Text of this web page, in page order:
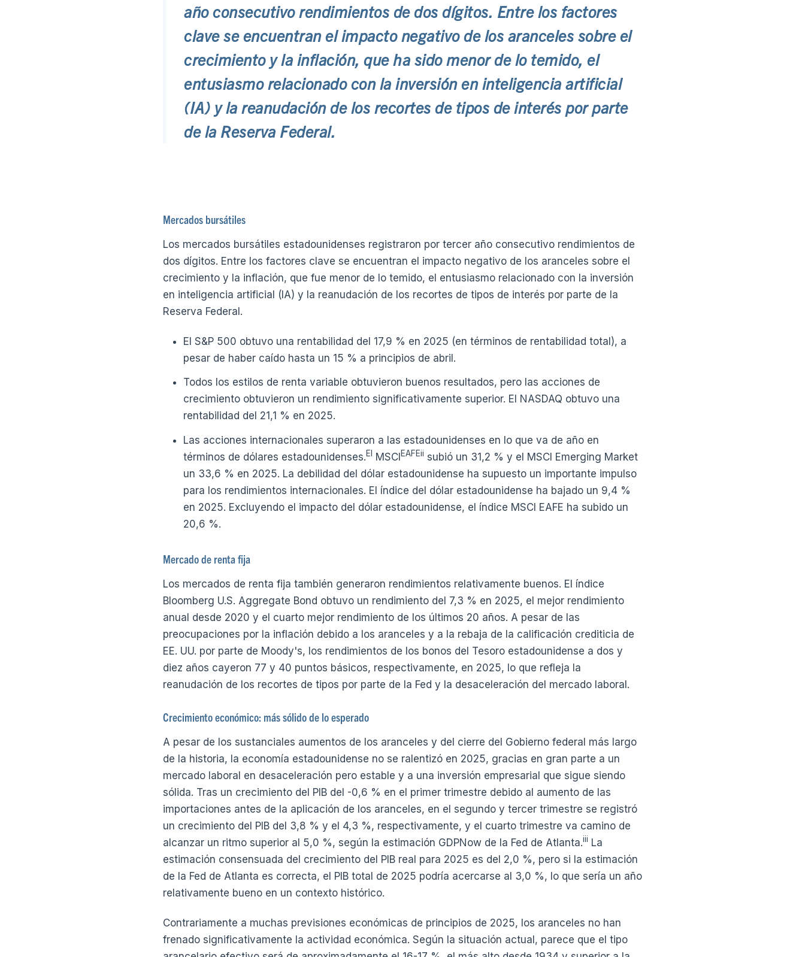
año consecutivo rendimientos de dos dígitos. Entre los factores
clave se encuentran el impacto negativo de los aranceles sobre el
crecimiento y la inflación, que ha sido menor de lo temido, el
entusiasmo relacionado con la inversión en inteligencia artificial
(IA) y la reanudación de los recortes de tipos de interés por parte
de la Reserva Federal.
Mercados bursátiles
Los mercados bursátiles estadounidenses registraron por tercer año consecutivo rendimientos de
dos dígitos. Entre los factores clave se encuentran el impacto negativo de los aranceles sobre el
crecimiento y la inflación, que fue menor de lo temido, el entusiasmo relacionado con la inversión
en inteligencia artificial (IA) y la reanudación de los recortes de tipos de interés por parte de la
Reserva Federal.
El S&P 500 obtuvo una rentabilidad del 17,9 % en 2025 (en términos de rentabilidad total), a
pesar de haber caído hasta un 15 % a principios de abril.
Todos los estilos de renta variable obtuvieron buenos resultados, pero las acciones de
crecimiento obtuvieron un rendimiento significativamente superior. El NASDAQ obtuvo una
rentabilidad del 21,1 % en 2025.
Las acciones internacionales superaron a las estadounidenses en lo que va de año en
términos de dólares estadounidenses.El MSCI EAFEii subió un 31,2 % y el MSCI Emerging Market
un 33,6 % en 2025. La debilidad del dólar estadounidense ha supuesto un importante impulso
para los rendimientos internacionales. El índice del dólar estadounidense ha bajado un 9,4 %
en 2025. Excluyendo el impacto del dólar estadounidense, el índice MSCI EAFE ha subido un
20,6 %.
Mercado de renta fija
Los mercados de renta fija también generaron rendimientos relativamente buenos. El índice
Bloomberg U.S. Aggregate Bond obtuvo un rendimiento del 7,3 % en 2025, el mejor rendimiento
anual desde 2020 y el cuarto mejor rendimiento de los últimos 20 años. A pesar de las
preocupaciones por la inflación debido a los aranceles y a la rebaja de la calificación crediticia de
EE. UU. por parte de Moody's, los rendimientos de los bonos del Tesoro estadounidense a dos y
diez años cayeron 77 y 40 puntos básicos, respectivamente, en 2025, lo que refleja la
reanudación de los recortes de tipos por parte de la Fed y la desaceleración del mercado laboral.
Crecimiento económico: más sólido de lo esperado
A pesar de los sustanciales aumentos de los aranceles y del cierre del Gobierno federal más largo
de la historia, la economía estadounidense no se ralentizó en 2025, gracias en gran parte a un
mercado laboral en desaceleración pero estable y a una inversión empresarial que sigue siendo
sólida. Tras un crecimiento del PIB del -0,6 % en el primer trimestre debido al aumento de las
importaciones antes de la aplicación de los aranceles, en el segundo y tercer trimestre se registró
un crecimiento del PIB del 3,8 % y el 4,3 %, respectivamente, y el cuarto trimestre va camino de
alcanzar un ritmo superior al 5,0 %, según la estimación GDPNow de la Fed de Atlanta.iii La
estimación consensuada del crecimiento del PIB real para 2025 es del 2,0 %, pero si la estimación
de la Fed de Atlanta es correcta, el PIB total de 2025 podría acercarse al 3,0 %, lo que sería un año
relativamente bueno en un contexto histórico.
Contrariamente a muchas previsiones económicas de principios de 2025, los aranceles no han
frenado significativamente la actividad económica. Según la situación actual, parece que el tipo